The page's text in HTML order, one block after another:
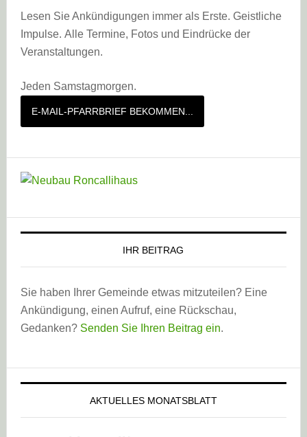
Lesen Sie Ankündigungen immer als Erste. Geistliche
Impulse. Alle Termine, Fotos und Eindrücke der
Veranstaltungen.
Jeden Samstagmorgen.
E-MAIL-PFARRBRIEF BEKOMMEN...
IHR BEITRAG
Sie haben Ihrer Gemeinde etwas mitzuteilen? Eine
Ankündigung, einen Aufruf, eine Rückschau,
Gedanken? Senden Sie Ihren Beitrag ein.
AKTUELLES MONATSBLATT